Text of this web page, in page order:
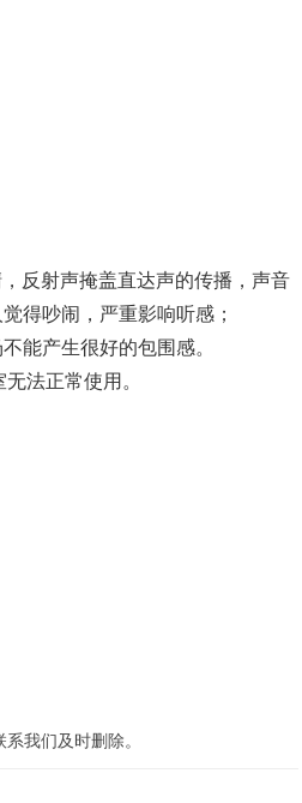
反射声掩盖直达声的传播，声音
得吵闹，严重影响听感；
能产生很好的包围感。
法正常使用。
我们及时删除。